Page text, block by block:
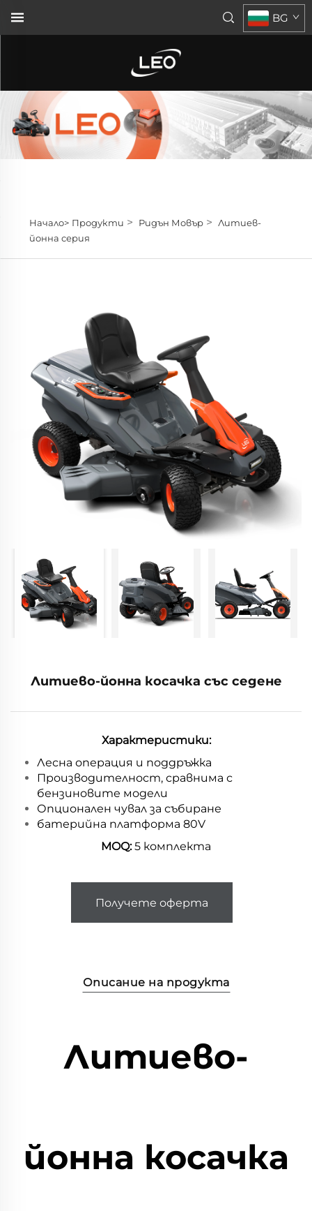
BG
Начало> Продукти > Ридън Мовър> Литиев-
йонна серия
Литиево-йонна косачка със седене
Характеристики:
Лесна операция и поддръжка
Производителност, сравнима с
бензиновите модели
Опционален чувал за събиране
батерийна платформа 80V
MOQ:5 комплекта
Получете оферта
Описание на продукта
Литиево-
йонна косачка